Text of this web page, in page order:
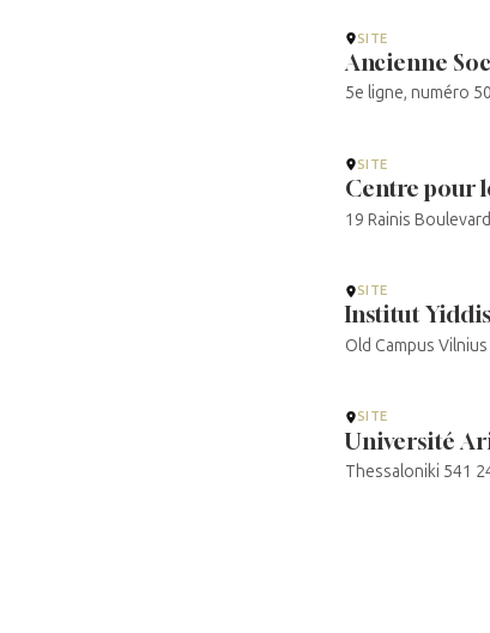
SITE
Ancienne
5e ligne, numéro
SITE
Centre pour
19 Rainis
SITE
Institut
Old Campus
SITE
Université
Thessaloniki 541